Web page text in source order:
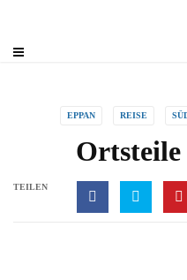
EPPAN REISE
TEILEN